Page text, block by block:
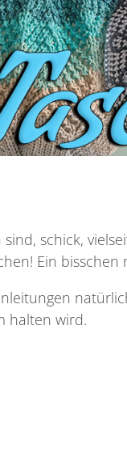
sind, schick,
Ein
halten wird.